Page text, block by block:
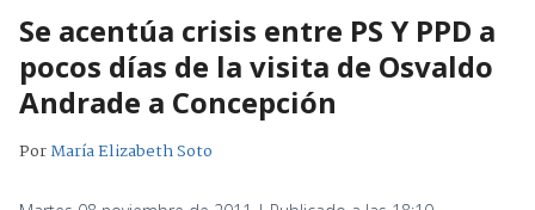
Se acentúa crisis entre PS Y PPD a
pocos días de la visita de Osvaldo
Andrade a Concepción
PorMaría Elizabeth Soto